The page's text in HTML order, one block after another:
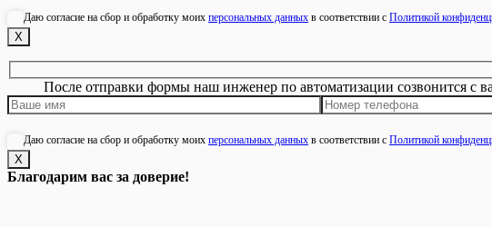
Даю согласие на сбор и обработку моих персональных данных в соответствии с Политикой
Х
После отправки формы наш инженер по автоматизации созвонится с
Даю согласие на сбор и обработку моих персональных данных в соответствии с Политикой
Х
Благодарим вас за доверие!